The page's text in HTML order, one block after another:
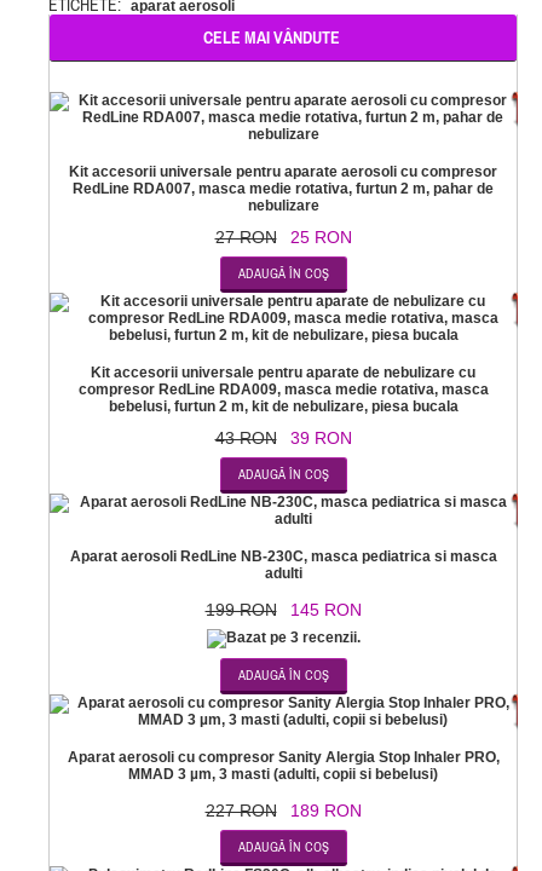
ETICHETE: aparat aerosoli
CELE MAI VÂNDUTE
Kit accesorii universale pentru aparate aerosoli cu compresor
RedLine RDA007, masca medie rotativa, furtun 2 m, pahar de
nebulizare
27 RON 25 RON
Kit accesorii universale pentru aparate de nebulizare cu
compresor RedLine RDA009, masca medie rotativa, masca
bebelusi, furtun 2 m, kit de nebulizare, piesa bucala
43 RON 39 RON
Aparat aerosoli RedLine NB-230C, masca pediatrica si masca
adulti
199 RON 145 RON
Aparat aerosoli cu compresor Sanity Alergia Stop Inhaler PRO,
MMAD 3 µm, 3 masti (adulti, copii si bebelusi)
227 RON 189 RON